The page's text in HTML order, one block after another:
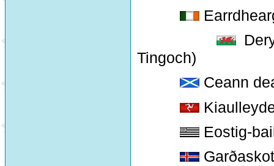
Tingoch)
Ceann
Eostig-